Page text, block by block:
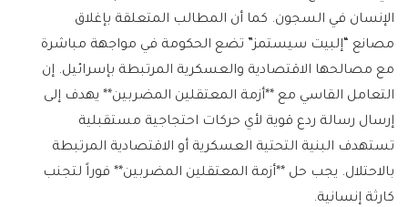
الإنسان في السجون. كما أن المطالب المتعلقة بإغلاق
مصانع “إلبيت سيستمز” تضع الحكومة في مواجهة مباشرة
مع مصالحها الاقتصادية والعسكرية المرتبطة بإسرائيل. إن
التعامل القاسي مع **أزمة المعتقلين المضربين** يهدف إلى
إرسال رسالة ردع قوية لأي حركات احتجاجية مستقبلية
تستهدف البنية التحتية العسكرية أو الاقتصادية المرتبطة
بالاحتلال. يجب حل **أزمة المعتقلين المضربين** فوراً لتجنب
كارثة إنسانية.